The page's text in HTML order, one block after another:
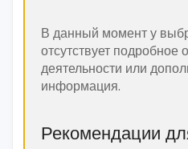
В данный момент у
отсутствует подробное
деятельности или
информация.
Рекомендации